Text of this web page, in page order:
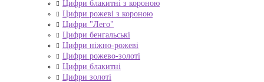
Цифри блакитні з короною
Цифри рожеві з короною
Цифри "Лего"
Цифри бенгальські
Цифри ніжно-рожеві
Цифри рожево-золоті
Цифри блакитні
Цифри золоті